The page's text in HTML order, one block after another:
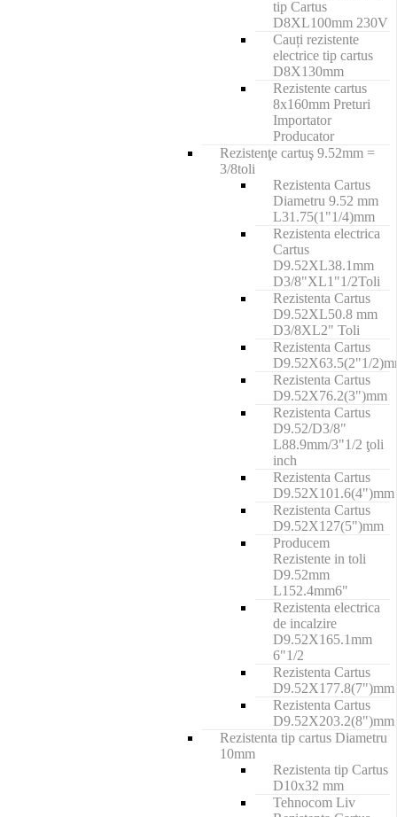
tip Cartus
D8XL100mm 230V
Cauți rezistente
electrice tip cartus
D8X130mm
Rezistente cartus
8x160mm Preturi
Importator
Producator
Rezistenţe cartuş 9.52mm =
3/8toli
Rezistenta Cartus
Diametru 9.52 mm
L31.75(1"1/4)mm
Rezistenta electrica
Cartus
D9.52XL38.1mm
D3/8"XL1"1/2Toli
Rezistenta Cartus
D9.52XL50.8 mm
D3/8XL2" Toli
Rezistenta Cartus
D9.52X63.5(2"1/
Rezistenta Cartus
D9.52X76.2(3")mm
Rezistenta Cartus
D9.52/D3/8"
L88.9mm/3"1/2 ţoli
inch
Rezistenta Cartus
D9.52X101.6(4")mm
Rezistenta Cartus
D9.52X127(5")mm
Producem
Rezistente in toli
D9.52mm
L152.4mm6"
Rezistenta electrica
de incalzire
D9.52X165.1mm
6"1/2
Rezistenta Cartus
D9.52X177.8(7")mm
Rezistenta Cartus
D9.52X203.2(8")mm
Rezistenta tip cartus Diametru
10mm
Rezistenta tip Cartus
D10x32 mm
Tehnocom Liv